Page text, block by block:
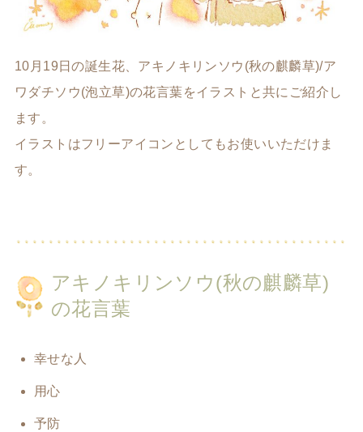
10月19日の誕生花、アキノキリンソウ(秋の麒麟草)/ア
ワダチソウ(泡立草)の花言葉をイラストと共にご紹介し
ます。
イラストはフリーアイコンとしてもお使いいただけま
す。
アキノキリンソウ(秋の麒麟草)
の花言葉
幸せな人
用心
予防